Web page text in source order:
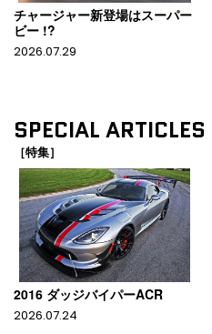
チャージャー新登場はスーパー
ビー !?
2026.07.29
SPECIAL ARTICLES
［特集］
2016 ダッジバイパーACR
2026.07.24